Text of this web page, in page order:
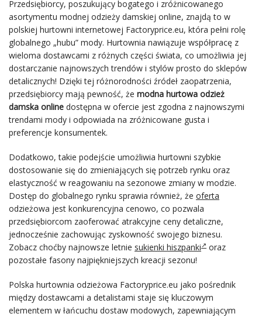
Przedsiębiorcy, poszukujący bogatego i zróżnicowanego
asortymentu modnej odzieży damskiej online, znajdą to w
polskiej hurtowni internetowej Factoryprice.eu, która pełni rolę
globalnego „hubu” mody. Hurtownia nawiązuje współpracę z
wieloma dostawcami z różnych części świata, co umożliwia jej
dostarczanie najnowszych trendów i stylów prosto do sklepów
detalicznych! Dzięki tej różnorodności źródeł zaopatrzenia,
przedsiębiorcy mają pewność, że modna hurtowa odzież
damska online dostępna w ofercie jest zgodna z najnowszymi
trendami mody i odpowiada na zróżnicowane gusta i
preferencje konsumentek.
Dodatkowo, takie podejście umożliwia hurtowni szybkie
dostosowanie się do zmieniających się potrzeb rynku oraz
elastyczność w reagowaniu na sezonowe zmiany w modzie.
Dostęp do globalnego rynku sprawia również, że oferta
odzieżowa jest konkurencyjna cenowo, co pozwala
przedsiębiorcom zaoferować atrakcyjne ceny detaliczne,
jednocześnie zachowując zyskowność swojego biznesu.
Zobacz choćby najnowsze letnie sukienki hiszpanki
oraz
pozostałe fasony najpiękniejszych kreacji sezonu!
Polska hurtownia odzieżowa Factoryprice.eu jako pośrednik
między dostawcami a detalistami staje się kluczowym
elementem w łańcuchu dostaw modowych, zapewniającym